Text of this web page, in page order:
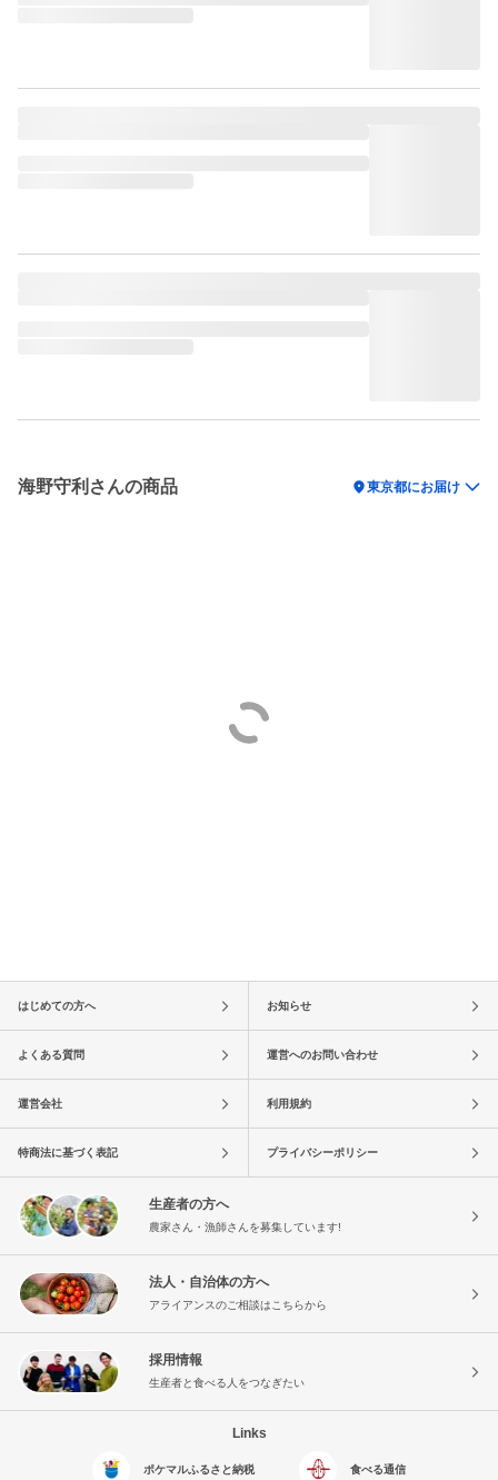
海野守利さんの商品 location_on東京都にお届け
はじめての方へ お知らせ
よくある質問 運営へのお問い合わせ
運営会社 利用規約
特商法に基づく表記 プライバシーポリシー
生産者の方へ
農家さん・漁師さんを募集しています!
法人・自治体の方へ
アライアンスのご相談はこちらから
採用情報
生産者と食べる人をつなぎたい
Links
ポケマルふるさと納税 食べる通信